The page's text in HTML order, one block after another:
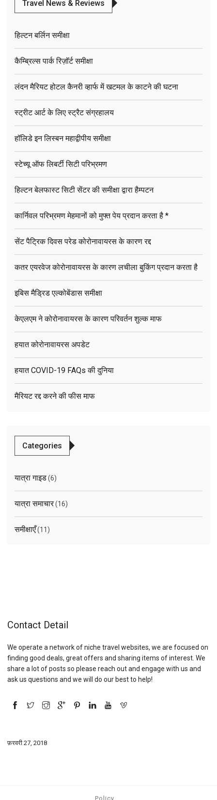
Travel News & Reviews
हिल्टन बर्लिन समीक्षा
कैम्ब्रिल्स पार्क रिज़ॉर्ट समीक्षा
लंदन मैरियट होटल कैनरी व्हार्फ में खटमल के काटने की घटना
स्ट्रीट आर्ट के लिए स्ट्रैट संग्रहालय
हॉलिडे इन लिस्बन महाद्वीपीय समीक्षा
स्टेच्यू ऑफ लिबर्टी सिटी परिभ्रमण
हिल्टन बेलफास्ट सिटी सेंटर की समीक्षा द्वारा हैम्पटन
कार्निवल परिभ्रमण मेहमानों को मुफ्त पेय प्रदान करता है *
सेंट पैट्रिक दिवस परेड कोरोनावायरस के कारण रद्द
कतर एयरवेज कोरोनावायरस के कारण लचीला बुकिंग प्रदान करता है
इबिस मैड्रिड एल्कोबेंडास समीक्षा
केएलएम ने कोरोनावायरस के कारण परिवर्तन शुल्क माफ
हयात कोरोनावायरस अपडेट
हयात COVID-19 FAQs की दुनिया
मैरियट रद्द करने की फीस माफ
Categories
यात्रा गाइड(6)
यात्रा समाचार(16)
समीक्षाएँ(11)
Contact Detail
We operate a network of niche travel websites, we are focused on
finding good deals, great offers and sharing items of interest. We
share a lot of posts so please reach out and engage with us and
ask us questions and we will do our best to help!
फ़रवरी 27, 2018
Policy